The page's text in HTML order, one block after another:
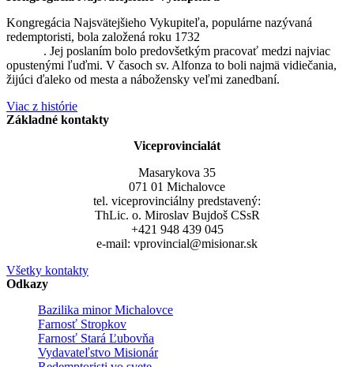
Kongregácia Najsvätejšieho Vykupiteľa, populárne nazývaná
redemptoristi, bola založená roku 1732
. Jej poslaním bolo predovšetkým pracovať medzi najviac
opustenými ľuďmi. V časoch sv. Alfonza to boli najmä vidiečania,
žijúci ďaleko od mesta a nábožensky veľmi zanedbaní.
Viac z histórie
Základné kontakty
Viceprovincialát
Masarykova 35
071 01 Michalovce
tel. viceprovinciálny predstavený:
ThLic. o. Miroslav Bujdoš CSsR
+421 948 439 045
e-mail: vprovincial@misionar.sk
Všetky kontakty
Odkazy
Bazilika minor Michalovce
Farnosť Stropkov
Farnosť Stará Ľubovňa
Vydavateľstvo Misionár